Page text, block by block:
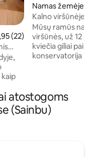
įvertinimas: 4,95 iš 5,
(22)
vos
Namas žemėje
Kalno viršūnėje
šventovė netoli
Mūsų ramūs
viršūnės, už 12
kviečia giliai
konservatorija
gurkšnokite
arba klajokite
lėtoms dienoms,
atostogoms
(Sainbu)